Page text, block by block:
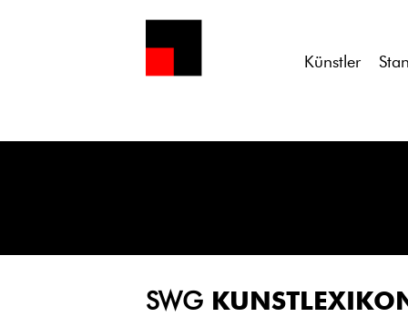
Künstler
SWG